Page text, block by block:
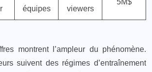
équipes
viewers
5M$
montrent l’ampleur du phénomène.
suivent des régimes d’entraînement